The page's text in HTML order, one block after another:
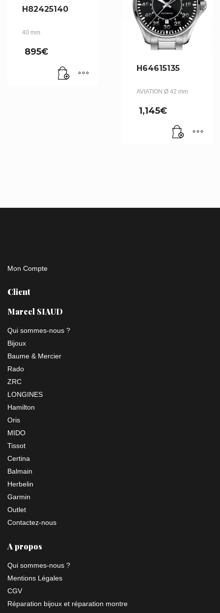
H82425140
40 mm
895€
H64615135
AVIATION Ø 42 mm
1,145€
Mon Compte
Client
Marcel SIAUD
Qui sommes-nous ?
Bijoux
Baume & Mercier
Rado
ZRC
LONGINES
Hamilton
Oris
MIDO
Tissot
Certina
Balmain
Herbelin
Garmin
Outlet
Contactez-nous
A propos
Qui sommes-nous ?
Mentions Légales
CGV
Réparation bijoux et réparation montre